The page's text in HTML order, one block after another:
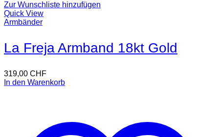
Zur Wunschliste hinzufügen
Quick View
Armbänder
La Freja Armband 18kt Gold
319,00 CHF
In den Warenkorb